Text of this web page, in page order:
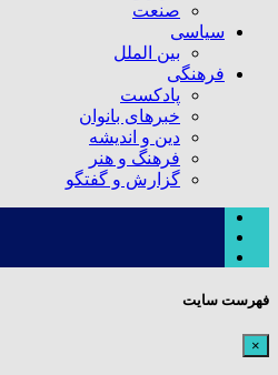
صنعت
سیاسی
بین الملل
فرهنگی
پادکست
خبرهای بانوان
دین و اندیشه
فرهنگ و هنر
گزارش و گفتگو
فهرست سایت
×